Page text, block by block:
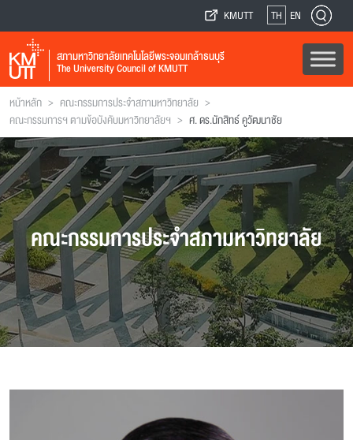
KMUTT TH EN
สภามหาวิทยาลัยเทคโนโลยีพระจอมเกล้าธนบุรี
The University Council of KMUTT
หน้าหลัก > คณะกรรมการประจำสภามหาวิทยาลัย >
คณะกรรมการฯ ตามข้อบังคับมหาวิทยาลัยฯ > ศ. ดร.นักสิทธ์ คูวัฒนาชัย
คณะกรรมการประจำสภามหาวิทยาลัย